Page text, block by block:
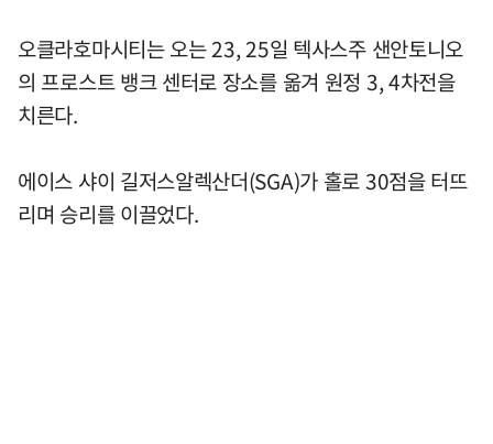
오클라호마시티는 오는 23, 25일 텍사스주 샌안토니오
의 프로스트 뱅크 센터로 장소를 옮겨 원정 3, 4차전을
치른다.
에이스 샤이 길저스알렉산더(SGA)가 홀로 30점을 터뜨
리며 승리를 이끌었다.